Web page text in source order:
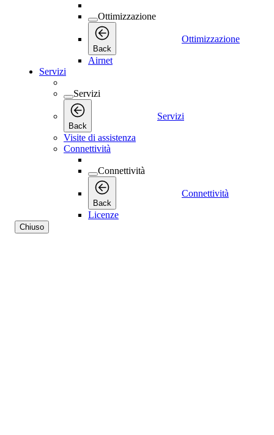
Ottimizzazione
Back
Ottimizzazione
Airnet
Servizi
Servizi
Back
Servizi
Visite di assistenza
Connettività
Connettività
Back
Connettività
Licenze
Chiuso